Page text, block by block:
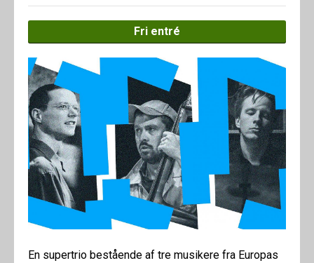
SHOP
Fri entré
En supertrio bestående af tre musikere fra Europas